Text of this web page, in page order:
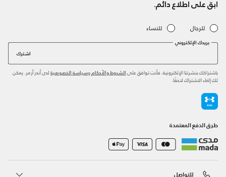
ابق على اطلاع دائم.
للرجال للنساء
بريدك الإلكتروني
اشترك
باشتراكك بنشرتنا الإلكترونية، فأنت توافق على الشروط والأحكام وسياسة الخصوصية لدى أندر آرمر. يمكن
لك إلغاء الاشتراك لاحقًا.
طرق الدفع المعتمدة
للتواصل